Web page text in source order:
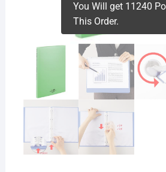
You Will get 11240
This Order.